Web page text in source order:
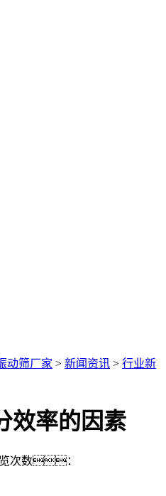
动筛厂家 > 新闻资讯 > 行业新
效率的因素
次数：